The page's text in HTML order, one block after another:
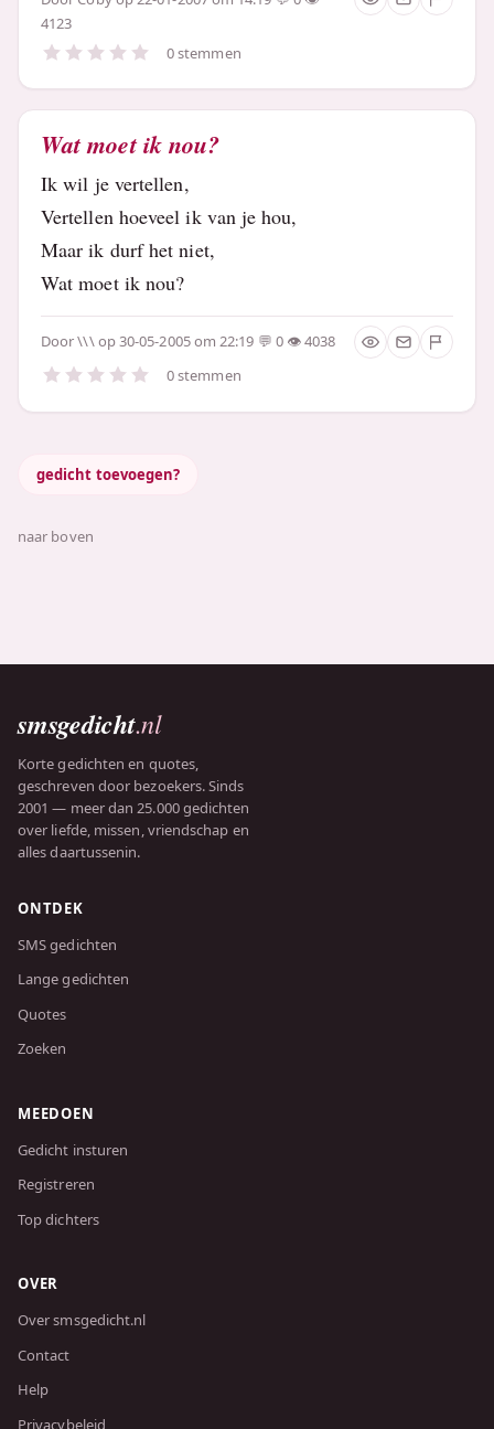
4123
0 stemmen
Wat moet ik nou?
Ik wil je vertellen,
Vertellen hoeveel ik van je hou,
Maar ik durf het niet,
Wat moet ik nou?
Door\\\op 30-05-2005 om 22:19 0
4038
0 stemmen
gedicht toevoegen?
naar boven
smsgedicht.nl
Korte gedichten en quotes,
geschreven door bezoekers. Sinds
2001 — meer dan 25.000 gedichten
over liefde, missen, vriendschap en
alles daartussenin.
ONTDEK
SMS gedichten
Lange gedichten
Quotes
Zoeken
MEEDOEN
Gedicht insturen
Registreren
Top dichters
OVER
Over smsgedicht.nl
Contact
Help
Privacybeleid